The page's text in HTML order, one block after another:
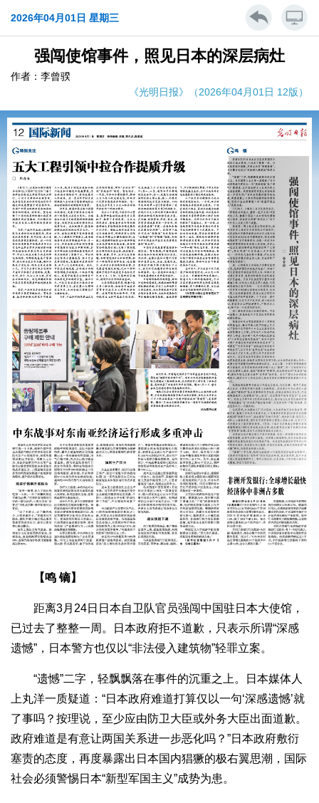
2026年04月01日 星期三
强闯使馆事件，照见日本的深层病灶
作者：李曾骙
《光明日报》（2026年04月01日 12版）
【鸣 镝】
距离3月24日日本自卫队官员强闯中国驻日本大使馆，
已过去了整整一周。日本政府拒不道歉，只表示所谓“深感
遗憾”，日本警方也仅以“非法侵入建筑物”轻罪立案。
“遗憾”二字，轻飘飘落在事件的沉重之上。日本媒体人
上丸洋一质疑道：“日本政府难道打算仅以一句‘深感遗憾’就
了事吗？按理说，至少应由防卫大臣或外务大臣出面道歉。
政府难道是有意让两国关系进一步恶化吗？”日本政府敷衍
塞责的态度，再度暴露出日本国内猖獗的极右翼思潮，国际
社会必须警惕日本“新型军国主义”成势为患。